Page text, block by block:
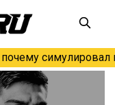
симулировал